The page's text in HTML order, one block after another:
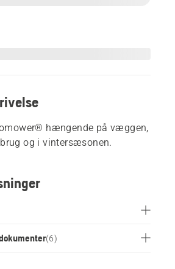
hængende på væggen,
og i vintersæsonen.
(6)